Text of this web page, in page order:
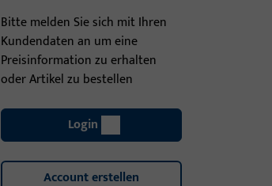
Bitte melden Sie sich mit Ihren
Kundendaten an um eine
Preisinformation zu erhalten
oder Artikel zu bestellen
Login
Account erstellen